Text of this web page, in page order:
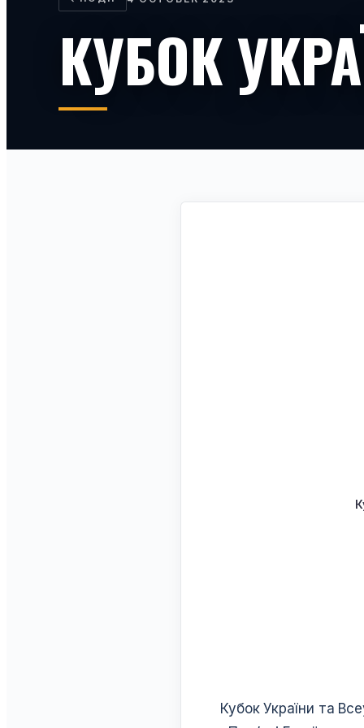
КУБОК
1. Цілі
Кубок України та